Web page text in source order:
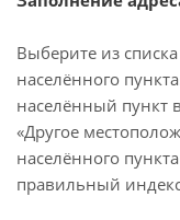
Выберите из
населённого
населённый пункт
«Другое
населённого
правильный